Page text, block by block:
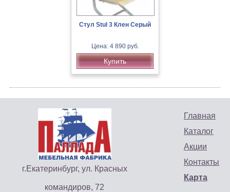
Стул Stul 3 Клен Серый
Цена: 4 890 руб.
Купить
Главная
Каталог
Акции
Контакты
Карта
г.Екатеринбург, ул. Красных
командиров, 72